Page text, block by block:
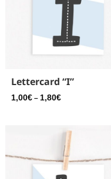
Lettercard “I”
1,00€ – 1,80€